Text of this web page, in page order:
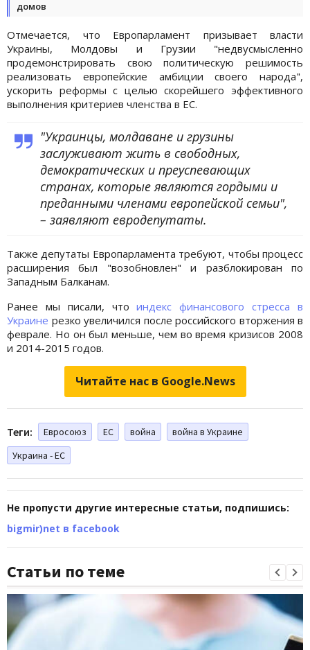
домов
Отмечается, что Европарламент призывает власти
Украины, Молдовы и Грузии "недвусмысленно
продемонстрировать свою политическую решимость
реализовать европейские амбиции своего народа",
ускорить реформы с целью скорейшего эффективного
выполнения критериев членства в ЕС.
"Украинцы, молдаване и грузины
заслуживают жить в свободных,
демократических и преуспевающих
странах, которые являются гордыми и
преданными членами европейской семьи",
– заявляют евродепутаты.
Также депутаты Европарламента требуют, чтобы процесс
расширения был "возобновлен" и разблокирован по
Западным Балканам.
Ранее мы писали, чтоиндекс финансового стресса в
Украине резко увеличился после российского вторжения в
феврале. Но он был меньше, чем во время кризисов 2008
и 2014-2015 годов.
Читайте нас в Google.News
Теги: Евросоюз ЕС война
война в Украине
Украина - ЕС
Не пропусти другие интересные статьи, подпишись:
bigmir)net в facebook
Статьи по теме